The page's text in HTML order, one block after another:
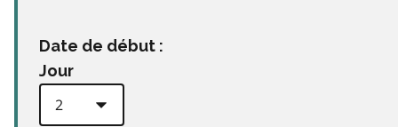
Date de début :
Jour